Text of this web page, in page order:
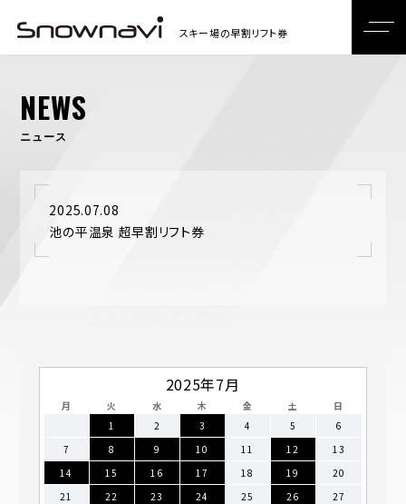
NEWS
ニュース
2025.07.08
池の平温泉 超早割リフト券
2025年7月
月 火 水 木 金 土
日
1
2 3 4 5
6
7
8 9 10 11 12
13
14
15 16 17 18 19
20
21
22 23 24 25 26
27